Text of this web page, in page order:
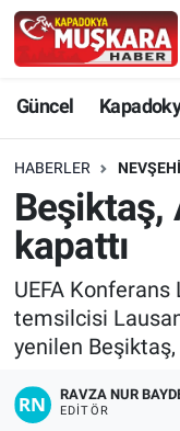
Güncel
HABERLER
Beşiktaş,
kapattı
UEFA
temsilcisi
yenilen
RAVZA NUR
EDITÖR
Güncel
SEÇİM
Muşkara Özel
Ekonomi
Kapadokya
Turizm
Nevşehir
Nevşehir
Süper Lig
Tüm Manşetler
Son Dakika
Haber Arşivi